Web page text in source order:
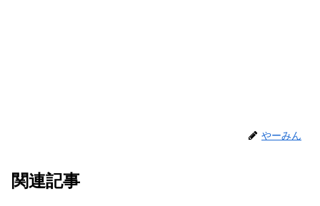
やーみん
関連記事